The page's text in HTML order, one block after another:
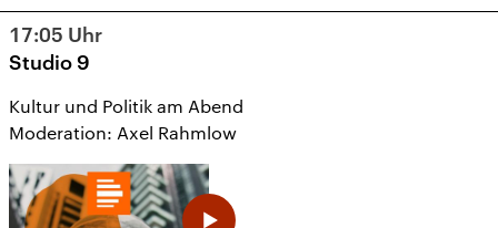
17:05 Uhr
Studio 9
Kultur und Politik am Abend
Moderation: Axel Rahmlow